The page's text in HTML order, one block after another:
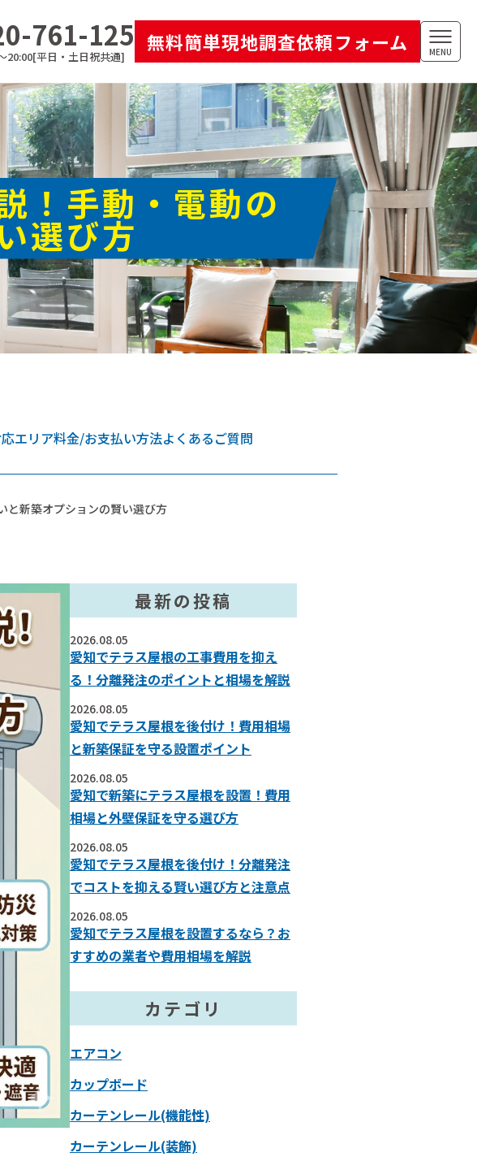
761-125
20:00[平日・土日祝共通]
無料簡単現地調査依頼フォーム MENU
！手動・電動の
選び方
エリア料金/お支払い方法よくあるご質問
と新築オプションの賢い選び方
最新の投稿
2026.08.05
愛知でテラス屋根の工事費用を抑え
る！分離発注のポイントと相場を解説
2026.08.05
愛知でテラス屋根を後付け！費用相場
と新築保証を守る設置ポイント
2026.08.05
愛知で新築にテラス屋根を設置！費用
相場と外壁保証を守る選び方
2026.08.05
愛知でテラス屋根を後付け！分離発注
でコストを抑える賢い選び方と注意点
2026.08.05
愛知でテラス屋根を設置するなら？お
すすめの業者や費用相場を解説
カテゴリ
エアコン
カップボード
カーテンレール(機能性)
カーテンレール(装飾)